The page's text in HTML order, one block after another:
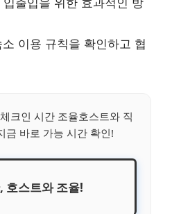
소 이용 규칙을 확인하고 협
크인 시간 조율호스트와 직
금 바로 가능 시간 확인!
호스트와 조율!